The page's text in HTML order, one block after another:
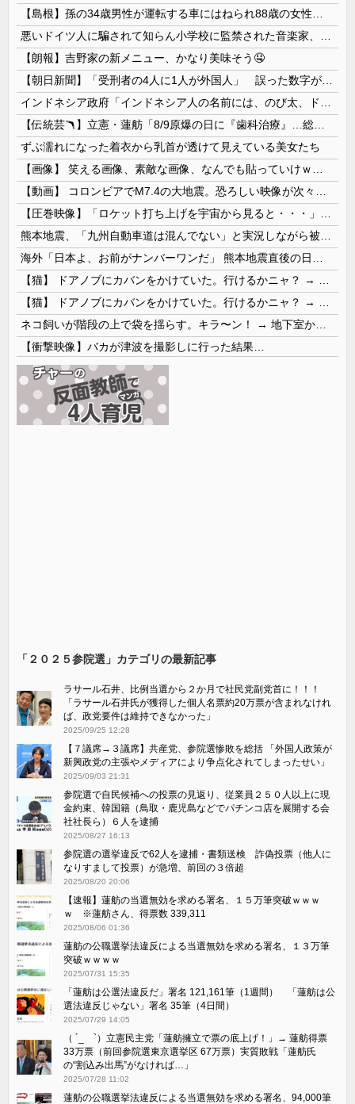
【朗報】吉野家の新メニュー、かなり美味そう🤤
ずぶ濡れになった着衣から乳首が透けて見えている美女たち
【衝撃映像】バカが津波を撮影しに行った結果…
「２０２５参院選」カテゴリの最新記事
ラサール石井、比例当選から２か月で社民党副党首に！！！
「ラサール石井氏が獲得した個人名票約20万票が含まれなけれ
ば、政党要件は維持できなかった」
2025/09/25 12:28
【７議席→３議席】共産党、参院選惨敗を総括 「外国人政策が
新興政党の主張やメディアにより争点化されてしまったせい」
2025/09/03 21:31
参院選で自民候補への投票の見返り、従業員２５０人以上に現
金約束、韓国籍（鳥取・鹿児島などでパチンコ店を展開する会
社社長ら）６人を逮捕
2025/08/27 16:13
参院選の選挙違反で62人を逮捕・書類送検 詐偽投票（他人に
なりすまして投票）が急増、前回の３倍超
2025/08/20 20:06
【速報】蓮舫の当選無効を求める署名、１５万筆突破ｗｗｗ
ｗ ※蓮舫さん、得票数 339,311
2025/08/06 01:36
蓮舫の公職選挙法違反による当選無効を求める署名、１３万筆
突破ｗｗｗｗ
2025/07/31 15:35
「蓮舫は公選法違反だ」署名 121,161筆（1週間） 「蓮舫は公
選法違反じゃない」署名 35筆（4日間）
2025/07/29 14:05
（ ´_ゝ`）立憲民主党「蓮舫擁立で票の底上げ！」→ 蓮舫得票
33万票（前回参院選東京選挙区 67万票）実質敗戦「蓮舫氏
の“割込み出馬”がなければ…」
2025/07/28 11:02
蓮舫の公職選挙法違反による当選無効を求める署名、94,000筆